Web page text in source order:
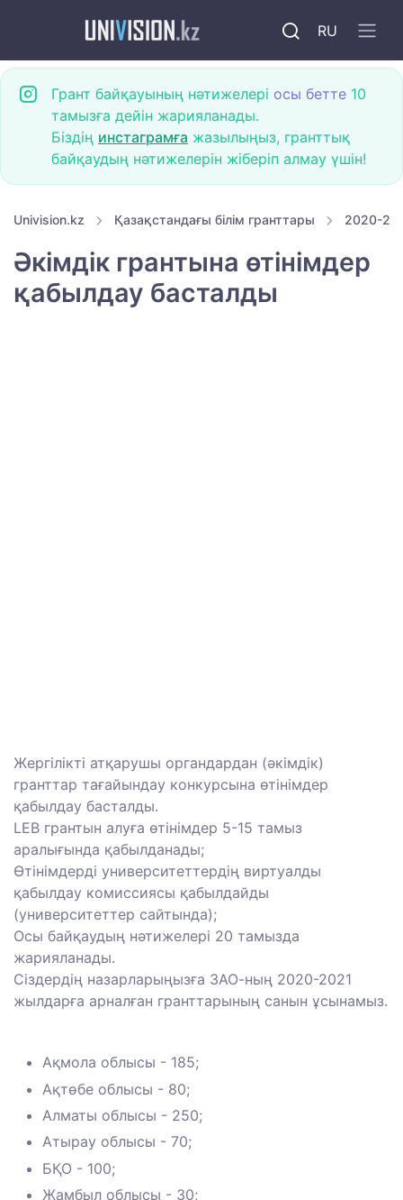
RU
Грант байқауының нәтижелері осы бетте 10
тамызға дейін жарияланады.
Біздің инстаграмға жазылыңыз, гранттық
байқаудың нәтижелерін жіберіп алмау үшін!
Univision.kz Қазақстандағы білім гранттары 2020-
Әкімдік грантына өтінімдер
қабылдау басталды
Жергілікті атқарушы органдардан (әкімдік)
гранттар тағайындау конкурсына өтінімдер
қабылдау басталды. ⠀
LEB грантын алуға өтінімдер 5-15 тамыз
аралығында қабылданады; ⠀
Өтінімдерді университеттердің виртуалды
қабылдау комиссиясы қабылдайды
(университеттер сайтында); ⠀
Осы байқаудың нәтижелері 20 тамызда
жарияланады. ⠀
Сіздердің назарларыңызға ЗАО-ның 2020-2021
жылдарға арналған гранттарының санын ұсынамыз.
Ақмола облысы - 185; ⠀
Ақтөбе облысы - 80; ⠀
Алматы облысы - 250; ⠀
Атырау облысы - 70; ⠀
БҚО - 100;
Жамбыл облысы - 30; ⠀